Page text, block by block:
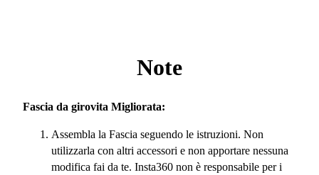
Note
Fascia da girovita Migliorata:
Assembla la Fascia seguendo le istruzioni. Non
utilizzarla con altri accessori e non apportare nessuna
modifica fai da te. Insta360 non è responsabile per i